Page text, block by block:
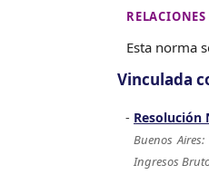
Esta norma
Vinculada
Resolución
Buenos
Ingresos